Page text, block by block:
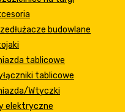
budowlane
tablicowe
tablicowe
Wtyczki
elektryczne